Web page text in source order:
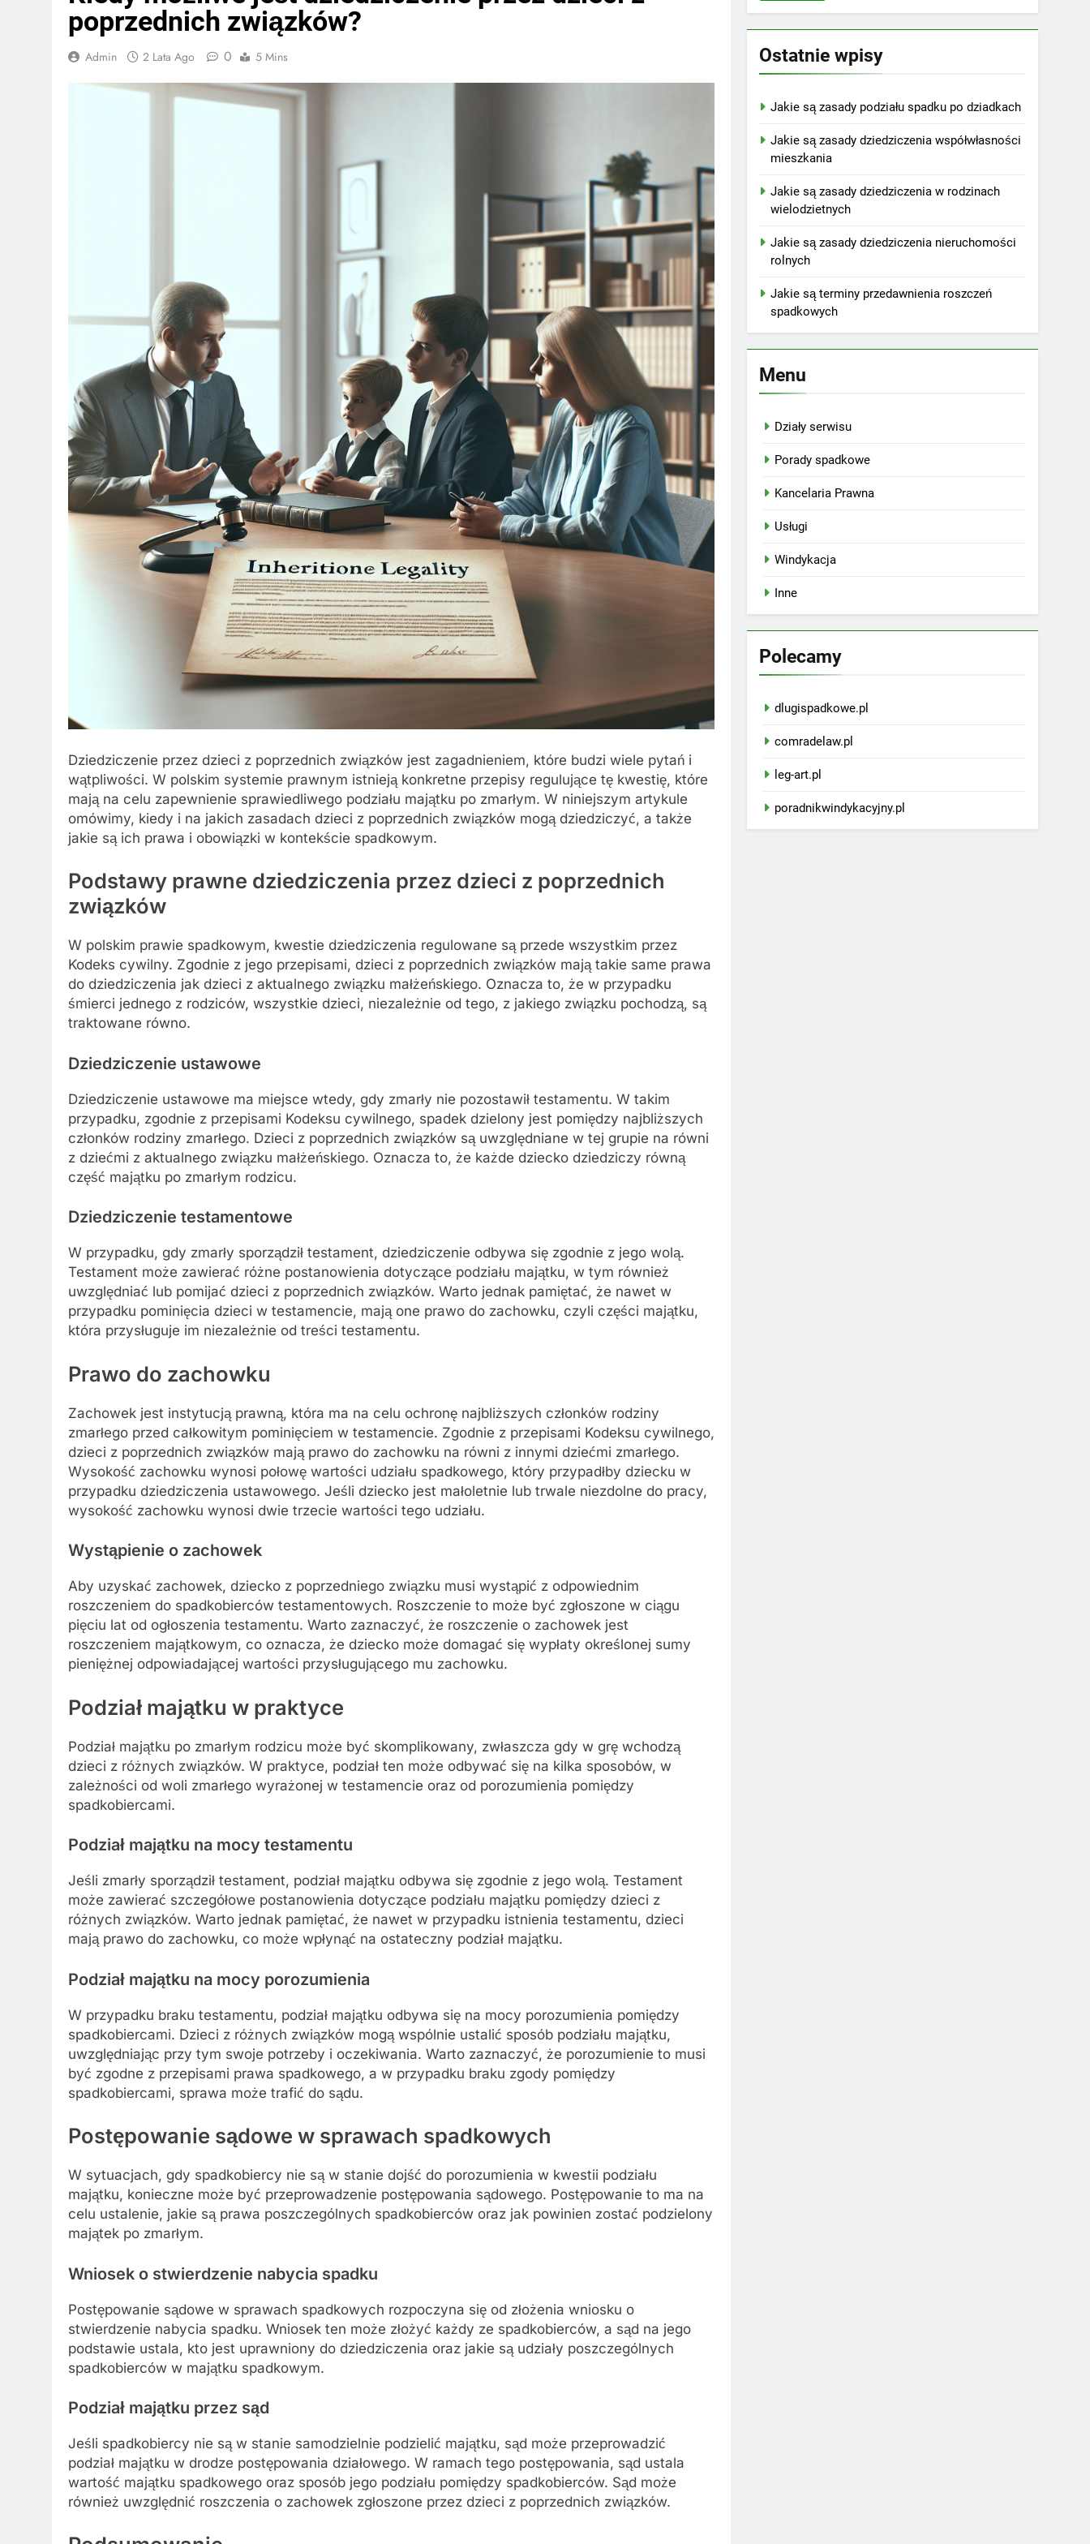
poprzednich związków?
Admin 2 Lata Ago 0 5 Mins
Dziedziczenie przez dzieci z poprzednich związków jest zagadnieniem, które budzi wiele pytań i
wątpliwości. W polskim systemie prawnym istnieją konkretne przepisy regulujące tę kwestię, które
mają na celu zapewnienie sprawiedliwego podziału majątku po zmarłym. W niniejszym artykule
omówimy, kiedy i na jakich zasadach dzieci z poprzednich związków mogą dziedziczyć, a także
jakie są ich prawa i obowiązki w kontekście spadkowym.
Podstawy prawne dziedziczenia przez dzieci z poprzednich
związków
W polskim prawie spadkowym, kwestie dziedziczenia regulowane są przede wszystkim przez
Kodeks cywilny. Zgodnie z jego przepisami, dzieci z poprzednich związków mają takie same prawa
do dziedziczenia jak dzieci z aktualnego związku małżeńskiego. Oznacza to, że w przypadku
śmierci jednego z rodziców, wszystkie dzieci, niezależnie od tego, z jakiego związku pochodzą, są
traktowane równo.
Dziedziczenie ustawowe
Dziedziczenie ustawowe ma miejsce wtedy, gdy zmarły nie pozostawił testamentu. W takim
przypadku, zgodnie z przepisami Kodeksu cywilnego, spadek dzielony jest pomiędzy najbliższych
członków rodziny zmarłego. Dzieci z poprzednich związków są uwzględniane w tej grupie na równi
z dziećmi z aktualnego związku małżeńskiego. Oznacza to, że każde dziecko dziedziczy równą
część majątku po zmarłym rodzicu.
Dziedziczenie testamentowe
W przypadku, gdy zmarły sporządził testament, dziedziczenie odbywa się zgodnie z jego wolą.
Testament może zawierać różne postanowienia dotyczące podziału majątku, w tym również
uwzględniać lub pomijać dzieci z poprzednich związków. Warto jednak pamiętać, że nawet w
przypadku pominięcia dzieci w testamencie, mają one prawo do zachowku, czyli części majątku,
która przysługuje im niezależnie od treści testamentu.
Prawo do zachowku
Zachowek jest instytucją prawną, która ma na celu ochronę najbliższych członków rodziny
zmarłego przed całkowitym pominięciem w testamencie. Zgodnie z przepisami Kodeksu cywilnego,
dzieci z poprzednich związków mają prawo do zachowku na równi z innymi dziećmi zmarłego.
Wysokość zachowku wynosi połowę wartości udziału spadkowego, który przypadłby dziecku w
przypadku dziedziczenia ustawowego. Jeśli dziecko jest małoletnie lub trwale niezdolne do pracy,
wysokość zachowku wynosi dwie trzecie wartości tego udziału.
Wystąpienie o zachowek
Aby uzyskać zachowek, dziecko z poprzedniego związku musi wystąpić z odpowiednim
roszczeniem do spadkobierców testamentowych. Roszczenie to może być zgłoszone w ciągu
pięciu lat od ogłoszenia testamentu. Warto zaznaczyć, że roszczenie o zachowek jest
roszczeniem majątkowym, co oznacza, że dziecko może domagać się wypłaty określonej sumy
pieniężnej odpowiadającej wartości przysługującego mu zachowku.
Podział majątku w praktyce
Podział majątku po zmarłym rodzicu może być skomplikowany, zwłaszcza gdy w grę wchodzą
dzieci z różnych związków. W praktyce, podział ten może odbywać się na kilka sposobów, w
zależności od woli zmarłego wyrażonej w testamencie oraz od porozumienia pomiędzy
spadkobiercami.
Podział majątku na mocy testamentu
Jeśli zmarły sporządził testament, podział majątku odbywa się zgodnie z jego wolą. Testament
może zawierać szczegółowe postanowienia dotyczące podziału majątku pomiędzy dzieci z
różnych związków. Warto jednak pamiętać, że nawet w przypadku istnienia testamentu, dzieci
mają prawo do zachowku, co może wpłynąć na ostateczny podział majątku.
Podział majątku na mocy porozumienia
W przypadku braku testamentu, podział majątku odbywa się na mocy porozumienia pomiędzy
spadkobiercami. Dzieci z różnych związków mogą wspólnie ustalić sposób podziału majątku,
uwzględniając przy tym swoje potrzeby i oczekiwania. Warto zaznaczyć, że porozumienie to musi
być zgodne z przepisami prawa spadkowego, a w przypadku braku zgody pomiędzy
spadkobiercami, sprawa może trafić do sądu.
Postępowanie sądowe w sprawach spadkowych
W sytuacjach, gdy spadkobiercy nie są w stanie dojść do porozumienia w kwestii podziału
majątku, konieczne może być przeprowadzenie postępowania sądowego. Postępowanie to ma na
celu ustalenie, jakie są prawa poszczególnych spadkobierców oraz jak powinien zostać podzielony
majątek po zmarłym.
Wniosek o stwierdzenie nabycia spadku
Postępowanie sądowe w sprawach spadkowych rozpoczyna się od złożenia wniosku o
stwierdzenie nabycia spadku. Wniosek ten może złożyć każdy ze spadkobierców, a sąd na jego
podstawie ustala, kto jest uprawniony do dziedziczenia oraz jakie są udziały poszczególnych
spadkobierców w majątku spadkowym.
Podział majątku przez sąd
Jeśli spadkobiercy nie są w stanie samodzielnie podzielić majątku, sąd może przeprowadzić
podział majątku w drodze postępowania działowego. W ramach tego postępowania, sąd ustala
wartość majątku spadkowego oraz sposób jego podziału pomiędzy spadkobierców. Sąd może
również uwzględnić roszczenia o zachowek zgłoszone przez dzieci z poprzednich związków.
Ostatnie wpisy
Jakie są zasady podziału spadku po dziadkach
Jakie są zasady dziedziczenia współwłasności
mieszkania
Jakie są zasady dziedziczenia w rodzinach
wielodzietnych
Jakie są zasady dziedziczenia nieruchomości
rolnych
Jakie są terminy przedawnienia roszczeń
spadkowych
Menu
Działy serwisu
Porady spadkowe
Kancelaria Prawna
Usługi
Windykacja
Inne
Polecamy
dlugispadkowe.pl
comradelaw.pl
leg-art.pl
poradnikwindykacyjny.pl